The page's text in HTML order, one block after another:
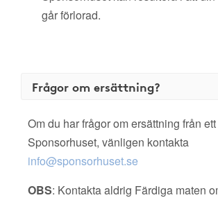
går förlorad.
Frågor om ersättning?
Om du har frågor om ersättning från
Sponsorhuset, vänligen kontakta
info@sponsorhuset.se
OBS: Kontakta aldrig Färdiga maten